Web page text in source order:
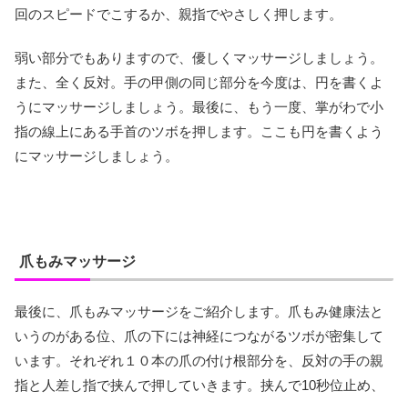
回のスピードでこするか、親指でやさしく押します。
弱い部分でもありますので、優しくマッサージしましょう。
また、全く反対。手の甲側の同じ部分を今度は、円を書くよ
うにマッサージしましょう。最後に、もう一度、掌がわで小
指の線上にある手首のツボを押します。ここも円を書くよう
にマッサージしましょう。
爪もみマッサージ
最後に、爪もみマッサージをご紹介します。爪もみ健康法と
いうのがある位、爪の下には神経につながるツボが密集して
います。それぞれ１０本の爪の付け根部分を、反対の手の親
指と人差し指で挟んで押していきます。挟んで10秒位止め、